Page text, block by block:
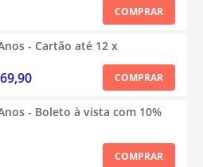
COMPRAR
- Cartão até 12 x
COMPRAR
- Boleto à vista com 10%
COMPRAR